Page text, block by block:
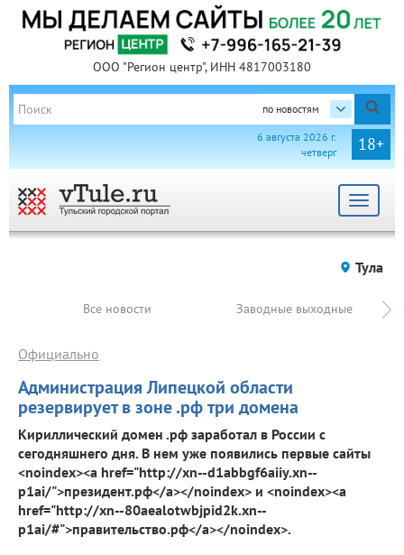
ООО "Регион центр", ИНН 4817003180
по новостям
18+
6 августа 2026 г.
четверг
Toggle
Тула
Все новости Заводные выходные
Администрация Липецкой области
резервирует в зоне .рф три домена
Официально
Кириллический домен .рф заработал в России с
сегодняшнего дня. В нем уже появились первые сайты
<noindex><a href="http://xn--d1abbgf6aiiy.xn--
p1ai/">президент.рф</a></noindex> и <noindex><a
href="http://xn--80aealotwbjpid2k.xn--
p1ai/#">правительство.рф</a></noindex>.